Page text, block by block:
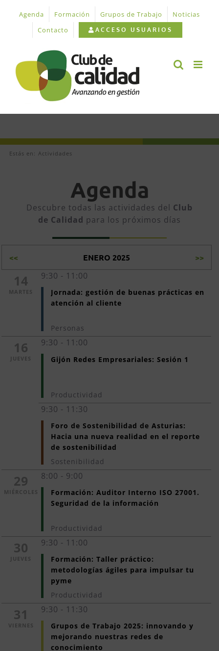
contenido
Agenda Formación Grupos de Trabajo
Noticias
Contacto
ACCESO USUARIOS
Estás en: Actividades
Agenda
Descubre todas las actividades del Club
de Calidad para los próximos días
<< ENERO 2025 >>
14
MARTES
9:30 - 11:00
Jornada: gestión de buenas prácticas en
atención al cliente
Personas
16
JUEVES
9:30 - 11:00
Gijón Redes Empresariales: Sesión 1
Productividad
9:30 - 11:30
Foro de Sostenibilidad de Asturias:
Hacia una nueva realidad en el reporte
de sostenibilidad
Sostenibilidad
29
MIÉRCOLES
8:00 - 9:00
Formación: Auditor Interno ISO 27001.
Seguridad de la información
Productividad
30
JUEVES
9:30 - 11:00
Formación: Taller práctico:
metodologías ágiles para impulsar tu
pyme
Productividad
31
VIERNES
9:30 - 11:30
Grupos de Trabajo 2025: innovando y
mejorando nuestras redes de
conocimiento